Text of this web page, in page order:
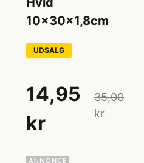
10x30x1,8cm
UDSALG
14,95
kr
35,00
kr